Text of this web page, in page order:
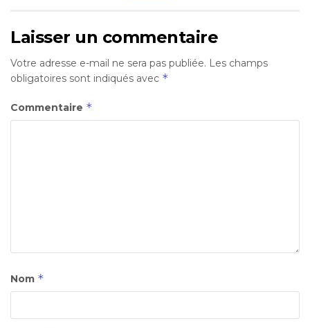
Laisser un commentaire
Votre adresse e-mail ne sera pas publiée. Les champs
obligatoires sont indiqués avec *
Commentaire *
Nom *